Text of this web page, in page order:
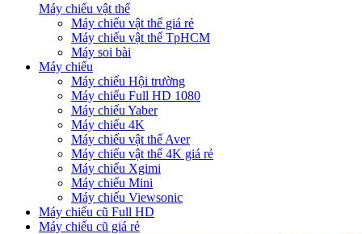
Máy chiếu vật thể
Máy chiếu vật thể giá rẻ
Máy chiếu vật thể TpHCM
Máy soi bài
Máy chiếu
Máy chiếu Hội trường
Máy chiếu Full HD 1080
Máy chiếu Yaber
Máy chiếu 4K
Máy chiếu vật thể Aver
Máy chiếu vật thể 4K giá rẻ
Máy chiếu Xgimi
Máy chiếu Mini
Máy chiếu Viewsonic
Máy chiếu cũ Full HD
Máy chiếu cũ giá rẻ